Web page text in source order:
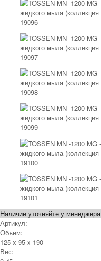
Наличие уточняйте у менеджера
Артикул:
Объем:
125 x 95 x 190
Вес: